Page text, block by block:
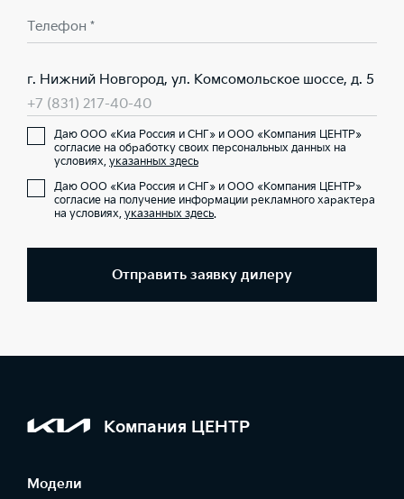
Телефон *
г. Нижний Новгород, ул. Комсомольское шоссе, д. 5
+7 (831) 217-40-40
Даю ООО «Киа Россия и СНГ» и ООО «Компания ЦЕНТР»
согласие на обработку своих персональных данных на
условиях, указанных здесь
Даю ООО «Киа Россия и СНГ» и ООО «Компания ЦЕНТР»
согласие на получение информации рекламного характера
на условиях, указанных здесь.
Отправить заявку дилеру
Компания ЦЕНТР
Модели